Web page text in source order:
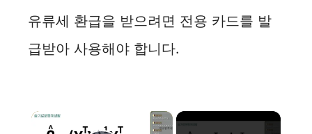
유류세 환급을 받으려면 전용 카드를 발
급받아 사용해야 합니다.
×